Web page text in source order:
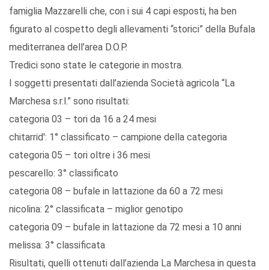
famiglia Mazzarelli che, con i sui 4 capi esposti, ha ben
figurato al cospetto degli allevamenti “storici” della Bufala
mediterranea dell’area D.O.P.
Tredici sono state le categorie in mostra.
I soggetti presentati dall’azienda Società agricola “La
Marchesa s.r.l.” sono risultati:
categoria 03 – tori da 16 a 24 mesi
chitarrid': 1° classificato – campione della categoria
categoria 05 – tori oltre i 36 mesi
pescarello: 3° classificato
categoria 08 – bufale in lattazione da 60 a 72 mesi
nicolina: 2° classificata – miglior genotipo
categoria 09 – bufale in lattazione da 72 mesi a 10 anni
melissa: 3° classificata
Risultati, quelli ottenuti dall’azienda La Marchesa in questa